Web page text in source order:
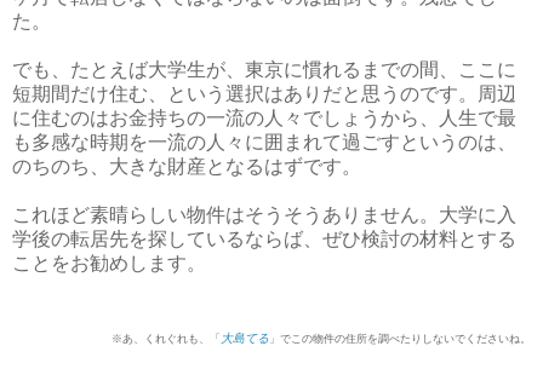
た。
でも、たとえば大学生が、東京に慣れるまでの間、ここに
短期間だけ住む、という選択はありだと思うのです。周辺
に住むのはお金持ちの一流の人々でしょうから、人生で最
も多感な時期を一流の人々に囲まれて過ごすというのは、
のちのち、大きな財産となるはずです。
これほど素晴らしい物件はそうそうありません。大学に入
学後の転居先を探しているならば、ぜひ検討の材料とする
ことをお勧めします。
※あ、くれぐれも、「 大島てる 」でこの物件の住所を調べたりしないでくださいね。